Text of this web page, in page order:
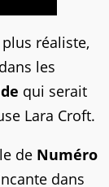
réaliste,
les
qui serait
Lara Croft.
de Numéro
dans